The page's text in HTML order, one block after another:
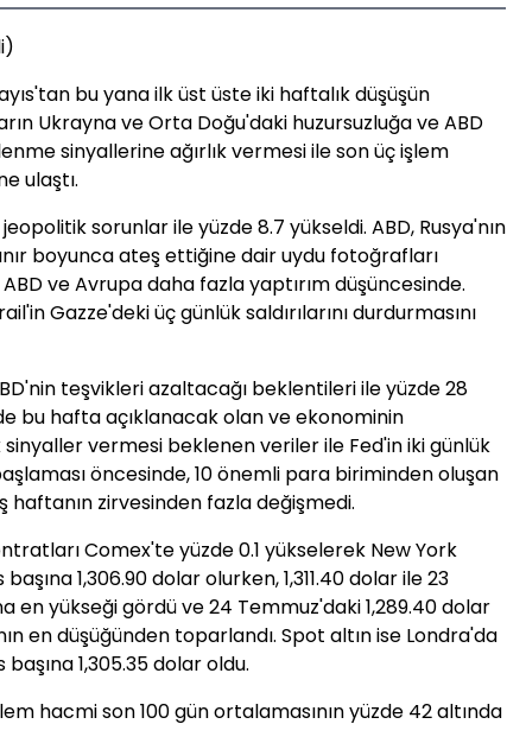
bu yana ilk üst üste iki haftalık düşüşün
Ukrayna ve Orta Doğu'daki huzursuzluğa ve ABD
sinyallerine ağırlık vermesi ile son üç işlem
ulaştı.
sorunlar ile yüzde 8.7 yükseldi. ABD, Rusya'nın
boyunca ateş ettiğine dair uydu fotoğrafları
ve Avrupa daha fazla yaptırım düşüncesinde.
Gazze'deki üç günlük saldırılarını durdurmasını
teşvikleri azaltacağı beklentileri ile yüzde 28
bu hafta açıklanacak olan ve ekonominin
vermesi beklenen veriler ile Fed'in iki günlük
öncesinde, 10 önemli para biriminden oluşan
haftanın zirvesinden fazla değişmedi.
Comex'te yüzde 0.1 yükselerek New York
1,306.90 dolar olurken, 1,311.40 dolar ile 23
en yükseği gördü ve 24 Temmuz'daki 1,289.40 dolar
en düşüğünden toparlandı. Spot altın ise Londra'da
başına 1,305.35 dolar oldu.
hacmi son 100 gün ortalamasının yüzde 42 altında